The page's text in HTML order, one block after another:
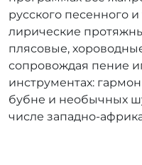
русского песенного
лирические
плясовые,
сопровождая пение
инструментах:
бубне и необычных
числе западно-